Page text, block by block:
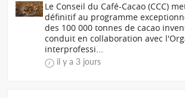
Le Conseil du Café-Cacao (CCC)
définitif au programme
des 100 000 tonnes de cacao
conduit en collaboration avec
interprofessi...
il y a 3 jours